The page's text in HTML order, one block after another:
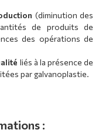
(diminution des
de produits de
des opérations de
liés à la présence de
par galvanoplastie.
: